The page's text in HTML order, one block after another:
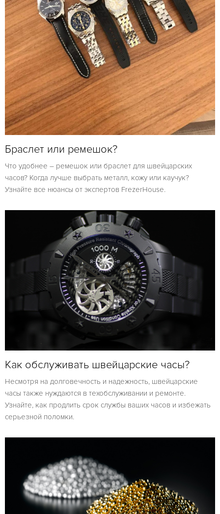
Браслет или ремешок?
Что удобнее – ремешок или браслет для швейцарских
часов? Когда лучше выбрать металл, кожу или каучук?
Узнайте все нюансы от экспертов FrezerHouse.
Как обслуживать швейцарские часы?
Несмотря на долговечность и надежность, швейцарские
часы также нуждаются в техобслуживании и ремонте.
Узнайте, как продлить срок службы ваших часов и избежать
серьезной поломки.